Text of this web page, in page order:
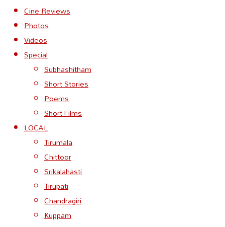
Cine Reviews
Photos
Videos
Special
Subhashitham
Short Stories
Poems
Short Films
LOCAL
Tirumala
Chittoor
Srikalahasti
Tirupati
Chandragiri
Kuppam